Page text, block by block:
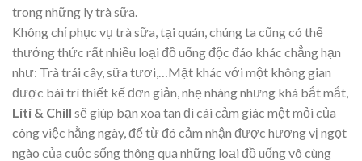
trong những ly trà sữa.
Không chỉ phục vụ trà sữa, tại quán, chúng ta cũng có thể
thưởng thức rất nhiều loại đồ uống độc đáo khác chẳng hạn
như: Trà trái cây, sữa tươi,…Mặt khác với một không gian
được bài trí thiết kế đơn giản, nhẹ nhàng nhưng khá bắt mắt,
Liti & Chill sẽ giúp bạn xoa tan đi cái cảm giác mệt mỏi của
công việc hằng ngày, để từ đó cảm nhận được hương vị ngọt
ngào của cuộc sống thông qua những loại đồ uống vô cùng